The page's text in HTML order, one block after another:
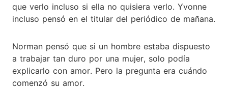
que verlo incluso si ella no quisiera verlo. Yvonne
incluso pensó en el titular del periódico de mañana.
Norman pensó que si un hombre estaba dispuesto
a trabajar tan duro por una mujer, solo podía
explicarlo con amor. Pero la pregunta era cuándo
comenzó su amor.